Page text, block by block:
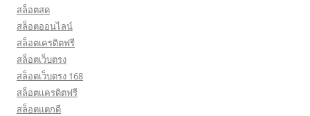
สล็อตสด
สล็อตออนไลน์
สล็อตเครดิตฟรี
สล็อตเว็บตรง
สล็อตเว็บตรง 168
สล็อตเเครดิตฟรี
สล็อตแตกดี